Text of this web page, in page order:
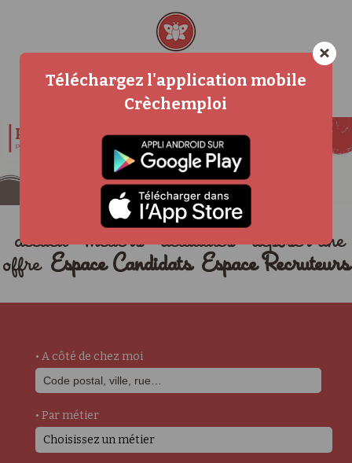
accueil métiers actualités
déposer une
offre Espace Candidats Espace Recruteurs
• A côté de chez moi
• Par métier
Choisissez un métier
×
Téléchargez l'application mobile
Crèchemploi